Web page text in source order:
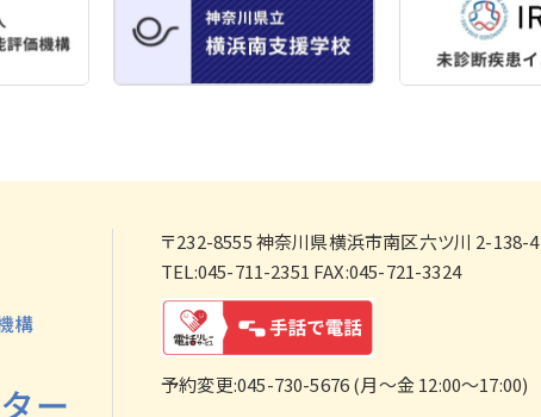
〒232-8555神奈川県横浜市南区六ツ川 2-138-4
TEL:045-711-2351 FAX:045-721-3324
予約変更:045-730-5676 (月～金 12:00～17:00)